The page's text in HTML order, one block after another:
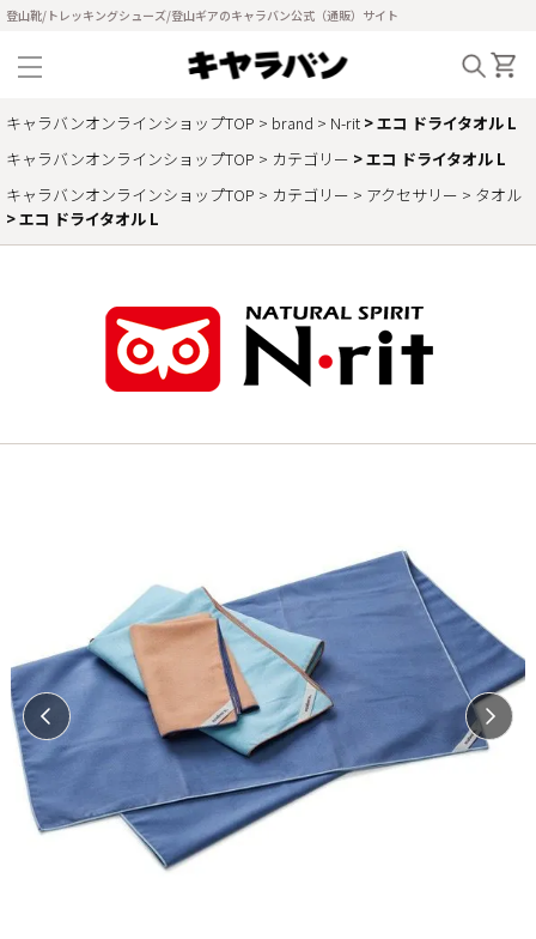
登山靴/トレッキングシューズ/登山ギアのキャラバン公式（通販）サイト
キャラバンオンラインショップTOP brand N-rit
エコ ドライタオル L
キャラバンオンラインショップTOP
カテゴリー
エコ ドライタオル L
キャラバンオンラインショップTOP
カテゴリー アクセサリー
タオル
エコ ドライタオル L